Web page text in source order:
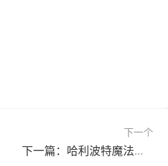
下一个
下一篇：哈利波特魔法觉醒手游